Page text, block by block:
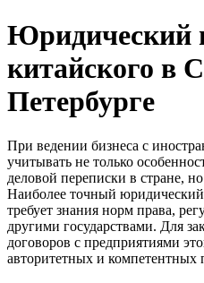
Юридический
китайского в
Петербурге
При ведении бизнеса с
учитывать не только
деловой переписки в стране,
Наиболее точный юридический
требует знания норм права,
другими государствами. Для
договоров с предприятиями
авторитетных и компетентных